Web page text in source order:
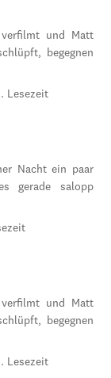
verfilmt und Matt
begegnen
Lesezeit
Nacht ein paar
gerade salopp
verfilmt und Matt
begegnen
Lesezeit